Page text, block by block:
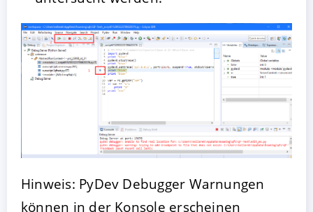
Hinweis: PyDev Debugger Warnungen
können in der Konsole erscheinen